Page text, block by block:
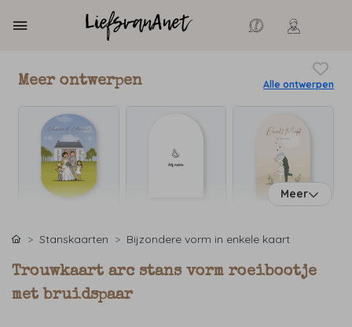
Meer ontwerpen Alle ontwerpen
Meer
Stanskaarten Bijzondere vorm in enkele kaart
Trouwkaart arc stans vorm roeibootje
met bruidspaar